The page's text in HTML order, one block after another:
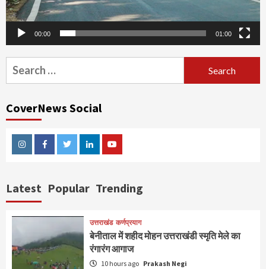
00:00 01:00
Search
for:
CoverNews Social
InstagramFacebookTwitterLinkedinYoutube
Latest Popular Trending
उत्तराखंड कर्णप्रयाग
बेनीताल में शहीद मोहन उत्तराखंडी स्मृति मेले का
रंगारंग आगाज
10 hours ago Prakash Negi